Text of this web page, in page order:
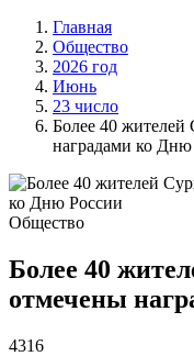
Главная
Общество
2026 год
Июнь
23 число
Более 40 жителей
наградами ко Дню
Общество
Более 40
отмечены
4316